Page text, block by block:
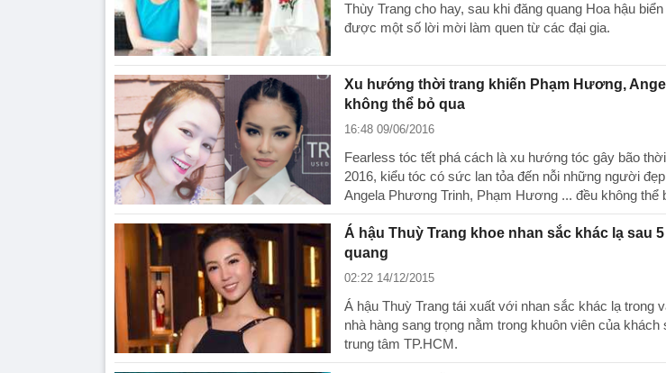
Thùy Trang cho hay, sau khi đăng quang Hoa hậu
được một số lời mời làm quen từ các đại gia.
Xu hướng thời trang khiến Phạm Hương,
không thể bỏ qua
16:48 09/06/2016
Fearless tóc tết phá cách là xu hướng tóc gây bão
2016, kiểu tóc có sức lan tỏa đến nỗi những người
Angela Phương Trinh, Phạm Hương ... đều không thể
Á hậu Thuỳ Trang khoe nhan sắc khác lạ sau
quang
02:22 14/12/2015
Á hậu Thuỳ Trang tái xuất với nhan sắc khác lạ trong
nhà hàng sang trọng nằm trong khuôn viên của khách
trung tâm TP.HCM.